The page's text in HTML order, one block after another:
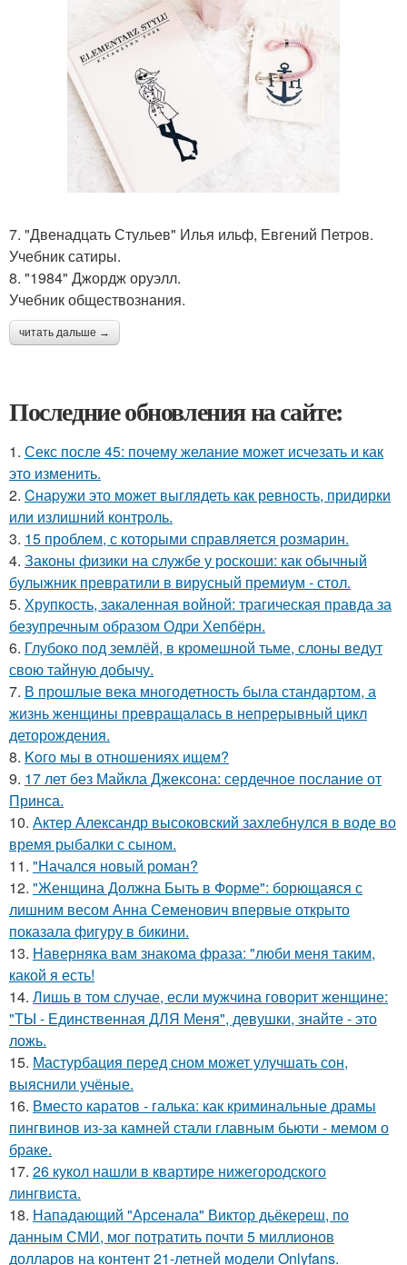
7. "Двенадцать Стульев" Илья ильф, Евгений Петров.
Учебник сатиры.
8. "1984" Джордж оруэлл.
Учебник обществознания.
читать дальше →
Последние обновления на сайте:
1. Секс после 45: почему желание может исчезать и как
это изменить.
2. Cнаpужи это может выглядеть как ревность, придирки
или излишний контроль.
3. 15 проблем, с которыми справляется розмарин.
4. Законы физики на службе у роскоши: как обычный
булыжник превратили в вирусный премиум - стол.
5. Хрупкость, закаленная войной: трагическая правда за
безупречным образом Одри Хепбёрн.
6. Глубоко под землёй, в кромешной тьме, слоны ведут
свою тайную добычу.
7. В прошлые века многодетность была стандартом, а
жизнь женщины превращалась в непрерывный цикл
деторождения.
8. Koго мы в отношениях ищем?
9. 17 лет без Майкла Джексона: сердечное послание от
Принса.
10. Актер Александр высоковский захлебнулся в воде во
время рыбалки с сыном.
11. "Начался новый роман?
12. "Женщина Должна Быть в Форме": борющаяся с
лишним весом Анна Семенович впервые открыто
показала фигуру в бикини.
13. Hаверняка вам знакома фраза: "люби меня таким,
какой я есть!
14. Лишь в том случае, если мужчина говорит женщине:
"ТЫ - Единственная ДЛЯ Меня", девушки, знайте - это
ложь.
15. Мастурбация перед сном может улучшать сон,
выяснили учёные.
16. Вместо каратов - галька: как криминальные драмы
пингвинов из-за камней стали главным бьюти - мемом о
браке.
17. 26 кукол нашли в квартире нижегородского
лингвиста.
18. Нападающий "Арсенала" Виктор дьёкереш, по
данным СМИ, мог потратить почти 5 миллионов
долларов на контент 21-летней модели Onlyfans.